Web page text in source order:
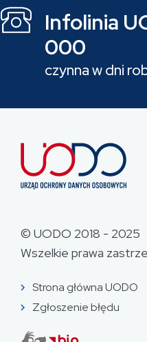
Infolinia
000
czynna w dni
© UODO 2018 - 2025
Wszelkie prawa
Strona główna UODO
Zgłoszenie błędu